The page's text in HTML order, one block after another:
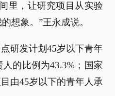
里，让研究项目从实验
想象。”王永成说。
研发计划45岁以下青年
的比例为43.3%；国家
由45岁以下的青年人承